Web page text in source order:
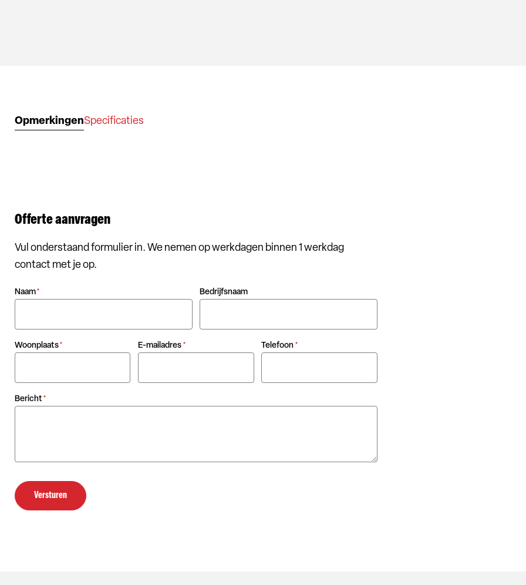
OpmerkingenSpecificaties
Offerte aanvragen
Vul onderstaand formulier in. We nemen op werkdagen binnen 1 werkdag
contact met je op.
Naam* Bedrijfsnaam
Woonplaats* E-mailadres * Telefoon *
Bericht *
Versturen